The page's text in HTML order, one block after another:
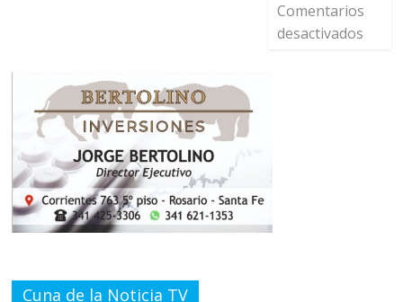
Comentarios
desactivados
Cuna de la Noticia TV